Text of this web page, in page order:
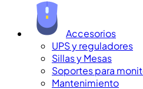
Accesorios
UPS y reguladores
Sillas y Mesas
Soportes para
Mantenimiento